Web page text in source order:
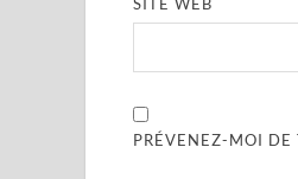
PRÉVENEZ-MOI DE